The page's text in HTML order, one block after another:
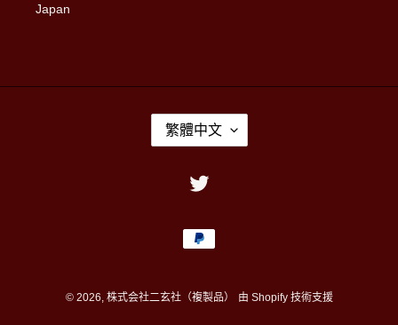
Japan
語
言
繁體中文
Twitter
付
款
式
© 2026, 株式会社二玄社（複製品） 由 Shopify 技術支援